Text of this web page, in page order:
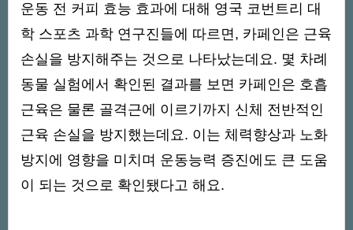
운동 전 커피 효능 효과에 대해 영국 코번트리 대
학 스포츠 과학 연구진들에 따르면, 카페인은 근육
손실을 방지해주는 것으로 나타났는데요. 몇 차례
동물 실험에서 확인된 결과를 보면 카페인은 호흡
근육은 물론 골격근에 이르기까지 신체 전반적인
근육 손실을 방지했는데요. 이는 체력향상과 노화
방지에 영향을 미치며 운동능력 증진에도 큰 도움
이 되는 것으로 확인됐다고 해요.